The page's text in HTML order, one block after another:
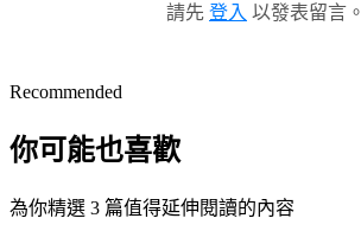
請先 登入 以發表留言。
Recommended
你可能也喜歡
為你精選 3 篇值得延伸閱讀的內容